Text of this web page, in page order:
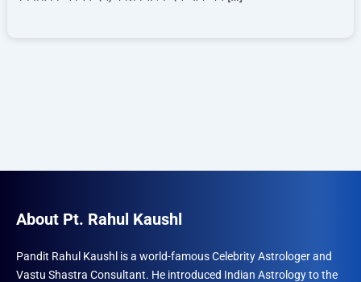
About Pt. Rahul Kaushl
Pandit Rahul Kaushl is a world-famous Celebrity Astrologer and
Vastu Shastra Consultant. He introduced Indian Astrology to the